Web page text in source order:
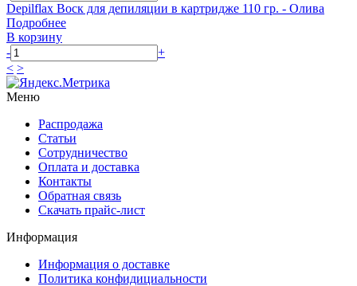
Depilflax Воск для депиляции в картридже 110 гр. - Олива
Подробнее
В корзину
-
+
< >
Меню
Распродажа
Статьи
Сотрудничество
Оплата и доставка
Контакты
Обратная связь
Скачать прайс-лист
Информация
Информация о доставке
Политика конфидициальности